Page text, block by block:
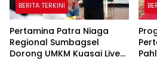
BERITA TERKINI
Pertamina Patra Niaga
Regional Sumbagsel
Dorong UMKM Kuasai Live